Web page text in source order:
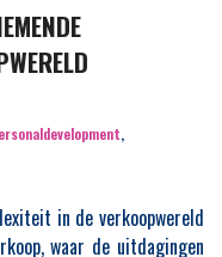
,
in de verkoopwereld
waar de uitdagingen